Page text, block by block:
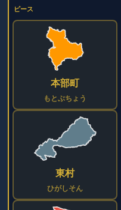
ピース
本部町
もとぶちょう
東村
ひがしそん